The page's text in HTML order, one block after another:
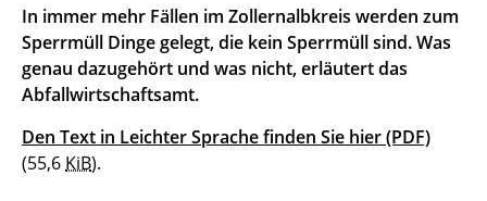
In immer mehr Fällen im Zollernalbkreis werden zum
Sperrmüll Dinge gelegt, die kein Sperrmüll sind. Was
genau dazugehört und was nicht, erläutert das
Abfallwirtschaftsamt.
Den Text in Leichter Sprache finden Sie hier(PDF)
(55,6 KiB).